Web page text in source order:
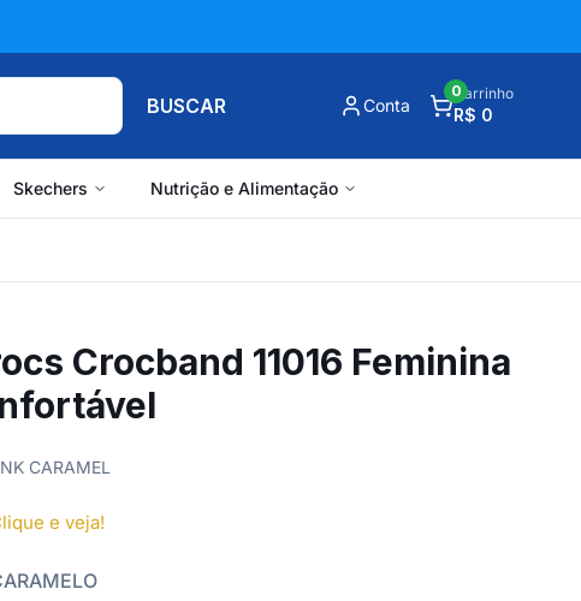
BUSCAR Conta
Carrinho
R$ 0
0
Skechers Nutrição e Alimentação
Crocband 11016 Feminina
CARAMEL
e veja!